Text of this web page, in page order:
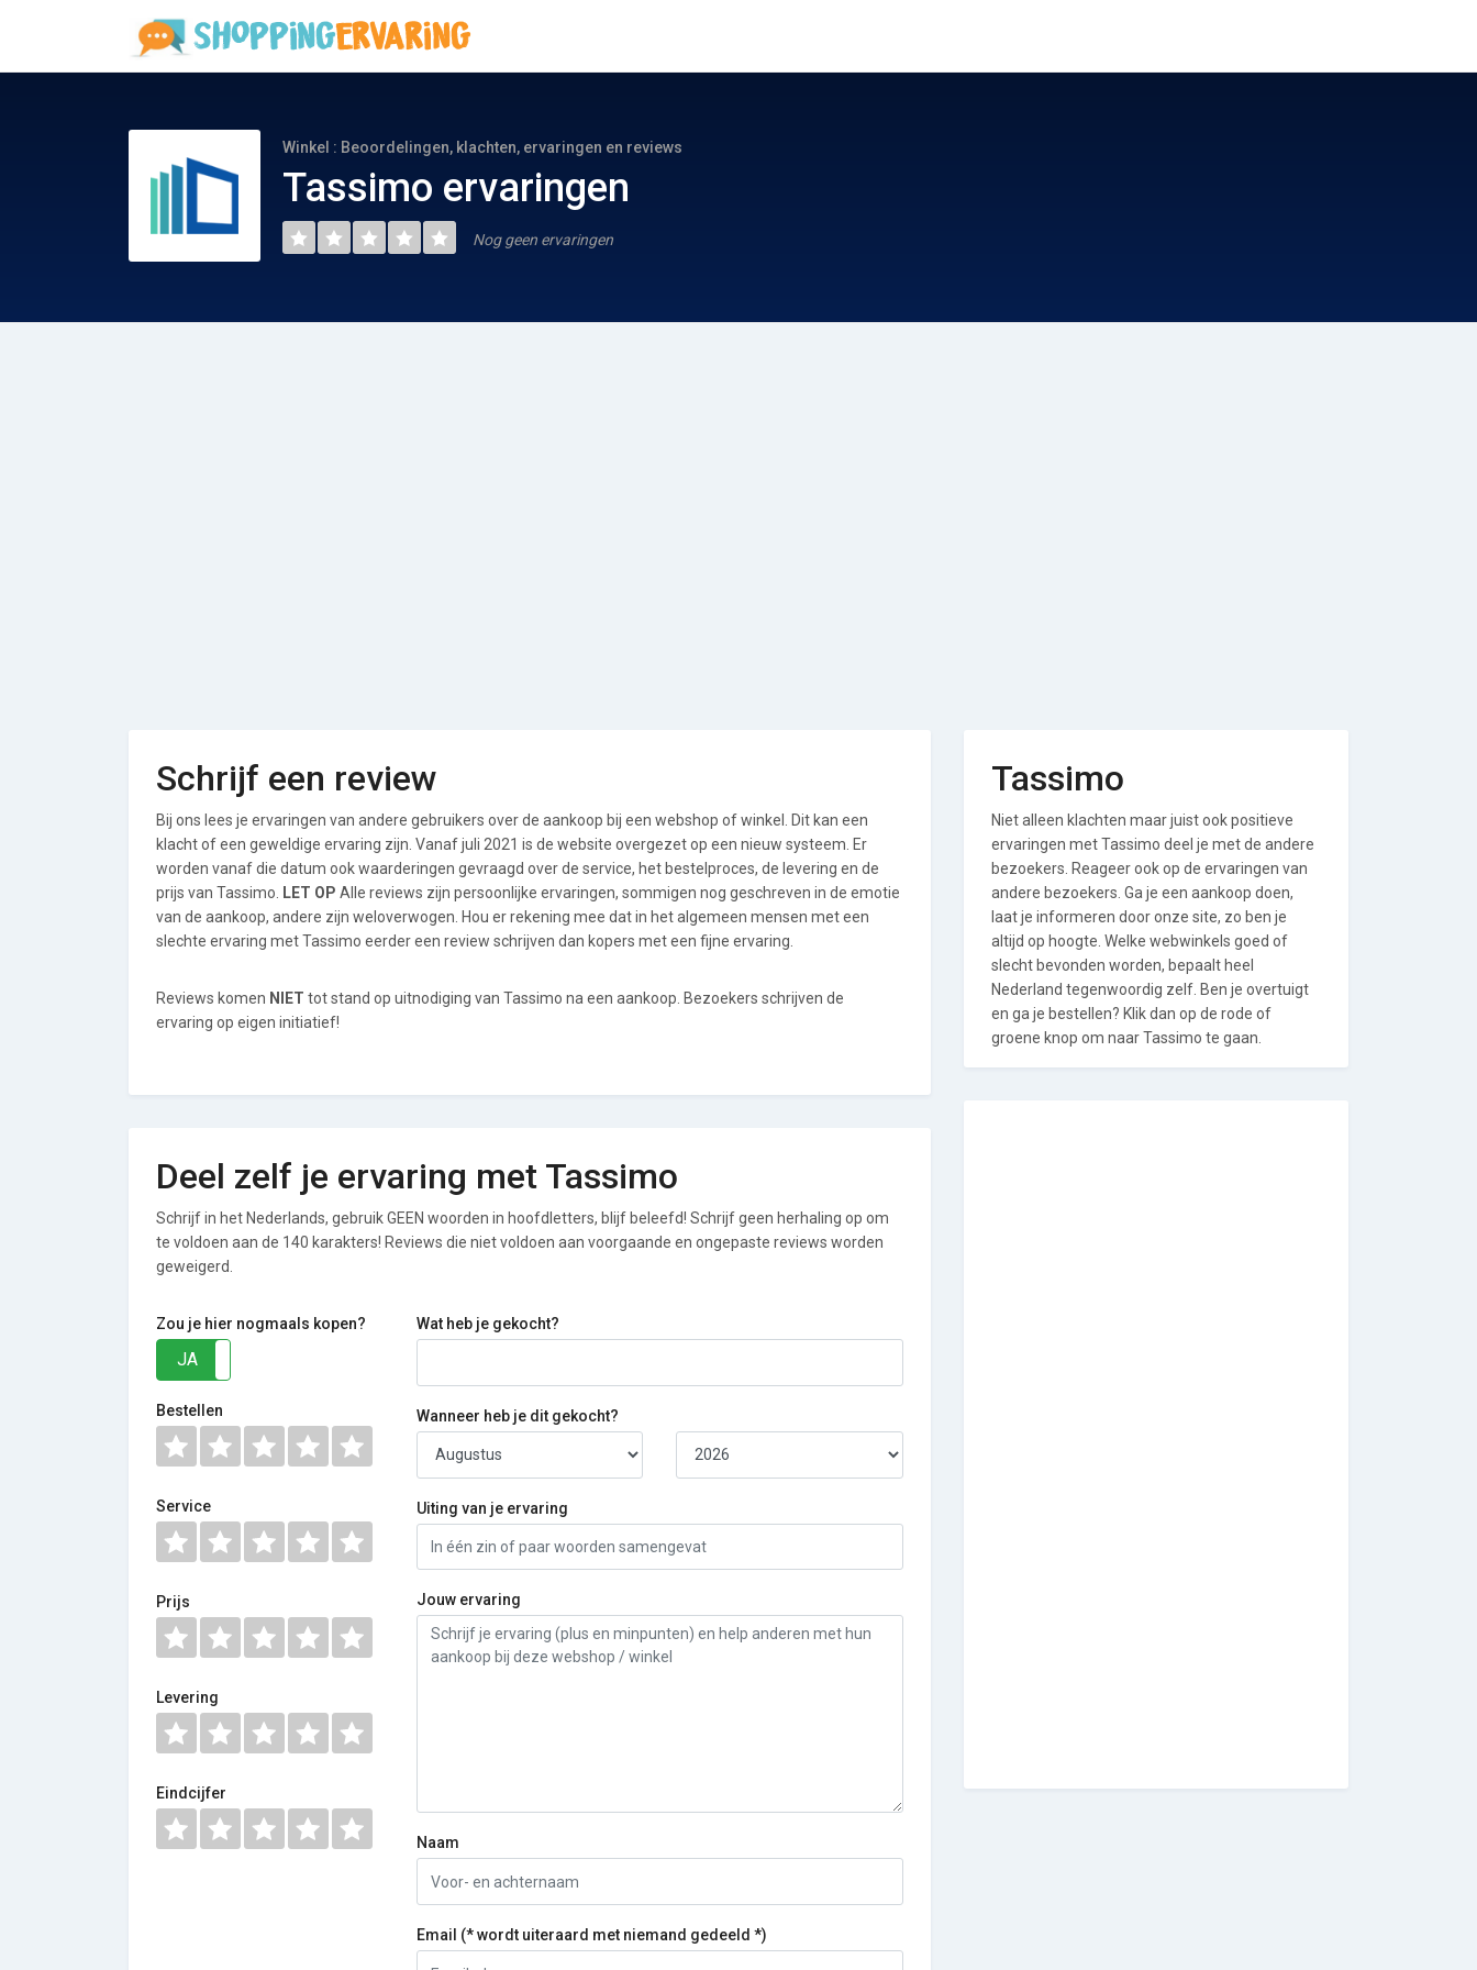
Winkel : Beoordelingen, klachten, ervaringen en reviews
Tassimo ervaringen
Nog geen ervaringen
Schrijf een review
Bij ons lees je ervaringen van andere gebruikers over de aankoop bij een webshop of winkel. Dit kan een
klacht of een geweldige ervaring zijn. Vanaf juli 2021 is de website overgezet op een nieuw systeem. Er
worden vanaf die datum ook waarderingen gevraagd over de service, het bestelproces, de levering en de
prijs van Tassimo.
LET OP Alle reviews zijn persoonlijke ervaringen, sommigen nog geschreven in de emotie
van de aankoop, andere zijn weloverwogen. Hou er rekening mee dat in het algemeen mensen met een
slechte ervaring met Tassimo eerder een review schrijven dan kopers met een fijne ervaring.
Reviews komen NIET tot stand op uitnodiging van Tassimo na een aankoop. Bezoekers schrijven de
ervaring op eigen initiatief!
Deel zelf je ervaring met Tassimo
Schrijf in het Nederlands, gebruik GEEN woorden in hoofdletters, blijf beleefd! Schrijf geen herhaling op om
te voldoen aan de 140 karakters! Reviews die niet voldoen aan voorgaande en ongepaste reviews worden
geweigerd.
Zou je hier nogmaals kopen?
JA
Bestellen
Service
Prijs
Levering
Eindcijfer
Wat heb je gekocht?
Wanneer heb je dit gekocht?
Uiting van je ervaring
Jouw ervaring
Naam
Email (* wordt uiteraard met niemand gedeeld *)
Tassimo
Niet alleen klachten maar juist ook positieve
ervaringen met Tassimo deel je met de andere
bezoekers. Reageer ook op de ervaringen van
andere bezoekers. Ga je een aankoop doen,
laat je informeren door onze site, zo ben je
altijd op hoogte. Welke webwinkels goed of
slecht bevonden worden, bepaalt heel
Nederland tegenwoordig zelf. Ben je overtuigt
en ga je bestellen? Klik dan op de rode of
groene knop om naar Tassimo te gaan.